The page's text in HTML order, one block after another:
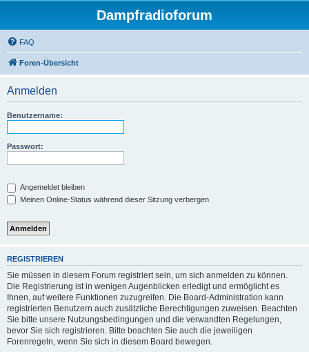
Dampfradioforum
FAQ
Foren-Übersicht
Anmelden
Benutzername:
Passwort:
Angemeldet bleiben
Meinen Online-Status während dieser Sitzung verbergen
REGISTRIEREN
Sie müssen in diesem Forum registriert sein, um sich anmelden zu können.
Die Registrierung ist in wenigen Augenblicken erledigt und ermöglicht es
Ihnen, auf weitere Funktionen zuzugreifen. Die Board-Administration kann
registrierten Benutzern auch zusätzliche Berechtigungen zuweisen. Beachten
Sie bitte unsere Nutzungsbedingungen und die verwandten Regelungen,
bevor Sie sich registrieren. Bitte beachten Sie auch die jeweiligen
Forenregeln, wenn Sie sich in diesem Board bewegen.